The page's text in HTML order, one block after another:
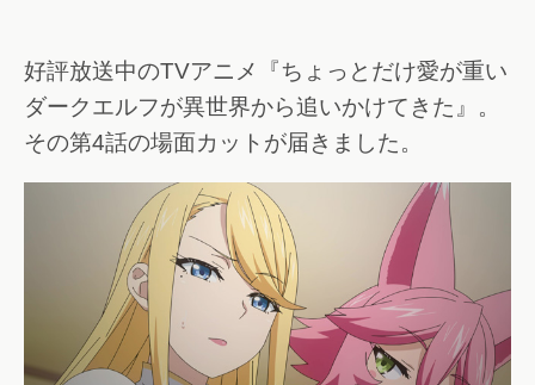
好評放送中のTVアニメ『ちょっとだけ愛が重い
ダークエルフが異世界から追いかけてきた』。
その第4話の場面カットが届きました。